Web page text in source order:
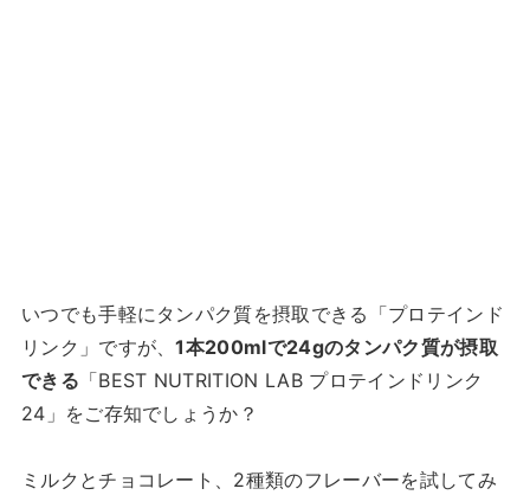
いつでも手軽にタンパク質を摂取できる「プロテインド
リンク」ですが、1本200mlで24gのタンパク質が摂取
できる 「BEST NUTRITION LAB プロテインドリンク
24」をご存知でしょうか？
ミルクとチョコレート、2種類のフレーバーを試してみ